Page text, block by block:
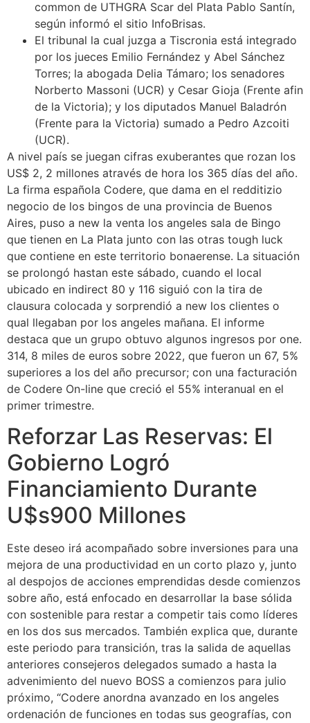
common de UTHGRA Scar del Plata Pablo Santín,
según informó el sitio InfoBrisas.
El tribunal la cual juzga a Tiscronia está integrado
por los jueces Emilio Fernández y Abel Sánchez
Torres; la abogada Delia Támaro; los senadores
Norberto Massoni (UCR) y Cesar Gioja (Frente afin
de la Victoria); y los diputados Manuel Baladrón
(Frente para la Victoria) sumado a Pedro Azcoiti
(UCR).
A nivel país se juegan cifras exuberantes que rozan los
US$ 2, 2 millones através de hora los 365 días del año.
La firma española Codere, que dama en el redditizio
negocio de los bingos de una provincia de Buenos
Aires, puso a new la venta los angeles sala de Bingo
que tienen en La Plata junto con las otras tough luck
que contiene en este territorio bonaerense. La situación
se prolongó hastan este sábado, cuando el local
ubicado en indirect 80 y 116 siguió con la tira de
clausura colocada y sorprendió a new los clientes o
qual llegaban por los angeles mañana. El informe
destaca que un grupo obtuvo algunos ingresos por one.
314, 8 miles de euros sobre 2022, que fueron un 67, 5%
superiores a los del año precursor; con una facturación
de Codere On-line que creció el 55% interanual en el
primer trimestre.
Reforzar Las Reservas: El
Gobierno Logró
Financiamiento Durante
U$s900 Millones
Este deseo irá acompañado sobre inversiones para una
mejora de una productividad en un corto plazo y, junto
al despojos de acciones emprendidas desde comienzos
sobre año, está enfocado en desarrollar la base sólida
con sostenible para restar a competir tais como líderes
en los dos sus mercados. También explica que, durante
este periodo para transición, tras la salida de aquellas
anteriores consejeros delegados sumado a hasta la
advenimiento del nuevo BOSS a comienzos para julio
próximo, “Codere anordna avanzado en los angeles
ordenación de funciones en todas sus geografías, con